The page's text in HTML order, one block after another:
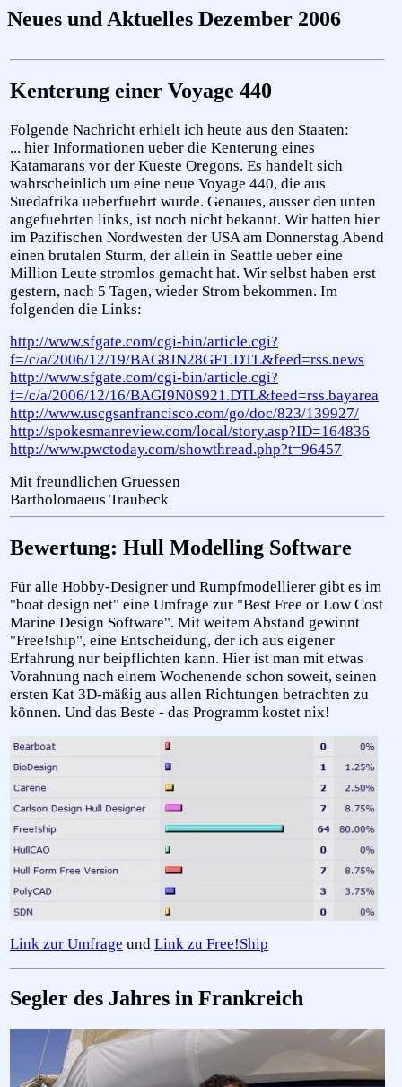
Neues und Aktuelles Dezember 2006
Kenterung einer Voyage 440
Folgende Nachricht erhielt ich heute aus den Staaten:
... hier Informationen ueber die Kenterung eines
Katamarans vor der Kueste Oregons. Es handelt sich
wahrscheinlich um eine neue Voyage 440, die aus
Suedafrika ueberfuehrt wurde. Genaues, ausser den unten
angefuehrten links, ist noch nicht bekannt. Wir hatten hier
im Pazifischen Nordwesten der USA am Donnerstag Abend
einen brutalen Sturm, der allein in Seattle ueber eine
Million Leute stromlos gemacht hat. Wir selbst haben erst
gestern, nach 5 Tagen, wieder Strom bekommen. Im
folgenden die Links:
http://www.sfgate.com/cgi-bin/article.cgi?
f=/c/a/2006/12/19/BAG8JN28GF1.DTL&feed=rss.news
http://www.sfgate.com/cgi-bin/article.cgi?
f=/c/a/2006/12/16/BAGI9N0S921.DTL&feed=rss.bayarea
http://www.uscgsanfrancisco.com/go/doc/823/139927/
http://spokesmanreview.com/local/story.asp?ID=164836
http://www.pwctoday.com/showthread.php?t=96457
Mit freundlichen Gruessen
Bartholomaeus Traubeck
Bewertung: Hull Modelling Software
Für alle Hobby-Designer und Rumpfmodellierer gibt es im
"boat design net" eine Umfrage zur "Best Free or Low Cost
Marine Design Software". Mit weitem Abstand gewinnt
"Free!ship", eine Entscheidung, der ich aus eigener
Erfahrung nur beipflichten kann. Hier ist man mit etwas
Vorahnung nach einem Wochenende schon soweit, seinen
ersten Kat 3D-mäßig aus allen Richtungen betrachten zu
können. Und das Beste - das Programm kostet nix!
Link zur Umfrage und Link zu Free!Ship
Segler des Jahres in Frankreich